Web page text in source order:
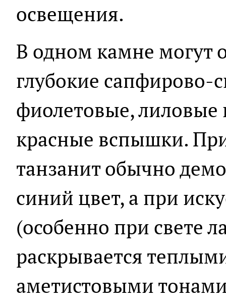
освещения.
В одном камне могут
глубокие
фиолетовые, лиловые
красные вспышки.
танзанит обычно
синий цвет, а при
(особенно при свете
раскрывается
аметистовыми